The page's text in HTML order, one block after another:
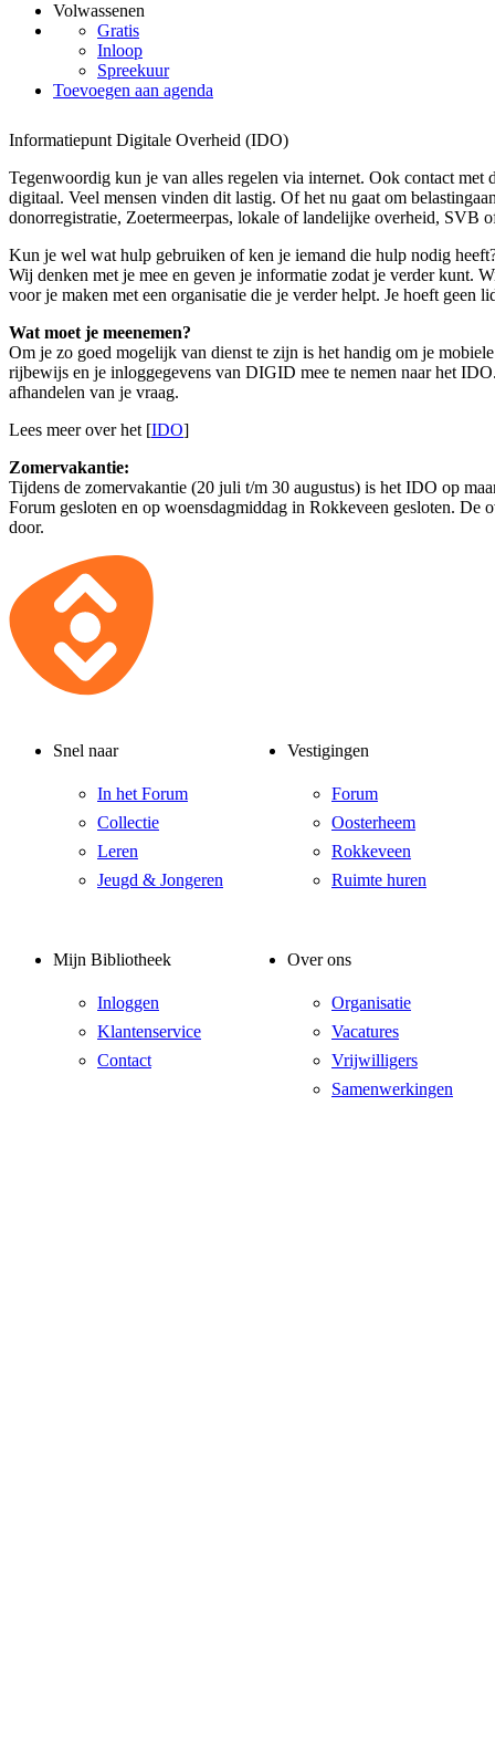
Volwassenen
Gratis
Inloop
Spreekuur
Toevoegen aan agenda
Informatiepunt Digitale Overheid (IDO)
Tegenwoordig kun je van alles regelen via internet. Ook contact met
digitaal. Veel mensen vinden dit lastig. Of het nu gaat om
donorregistratie, Zoetermeerpas, lokale of landelijke overheid, SVB
Kun je wel wat hulp gebruiken of ken je iemand die hulp nodig
Wij denken met je mee en geven je informatie zodat je verder kunt.
voor je maken met een organisatie die je verder helpt. Je hoeft geen
Wat moet je meenemen?
Om je zo goed mogelijk van dienst te zijn is het handig om je
rijbewijs en je inloggegevens van DIGID mee te nemen naar het
afhandelen van je vraag.
Lees meer over het [IDO]
Zomervakantie:
Tijdens de zomervakantie (20 juli t/m 30 augustus) is het IDO op
Forum gesloten en op woensdagmiddag in Rokkeveen gesloten. De
door.
Snel naar
In het Forum
Collectie
Leren
Jeugd & Jongeren
Vestigingen
Forum
Oosterheem
Rokkeveen
Ruimte huren
Mijn Bibliotheek
Inloggen
Klantenservice
Contact
Over ons
Organisatie
Vacatures
Vrijwilligers
Samenwerkingen